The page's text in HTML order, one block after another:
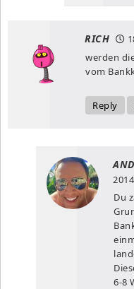
RICH
werden
vom
Reply
2014
Du
6-8